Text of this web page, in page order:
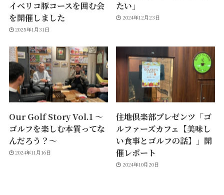
イベリコ豚コースを囲む会
を開催しました
2025年1月31日
たい」
2024年12月23日
Our Golf Story Vol.1 ～
ゴルフを楽しむ本質ってな
んだろう？～
2024年11月16日
住地倶楽部プレゼンツ「ゴ
ルファーズカフェ【美味し
い食事とゴルフの話】」開
催レポート
2024年10月20日